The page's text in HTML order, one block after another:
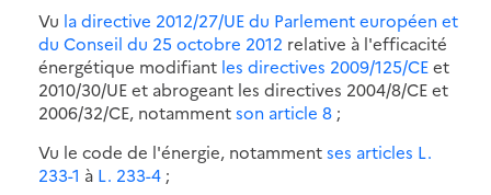
Vu la directive 2012/27/UE du Parlement européen et
du Conseil du 25 octobre 2012 relative à l'efficacité
énergétique modifiant les directives 2009/125/CEet
2010/30/UE et abrogeant les directives 2004/8/CE et
2006/32/CE, notammentson article 8 ;
Vu le code de l'énergie, notammentses articles L.
233-1 à L. 233-4 ;